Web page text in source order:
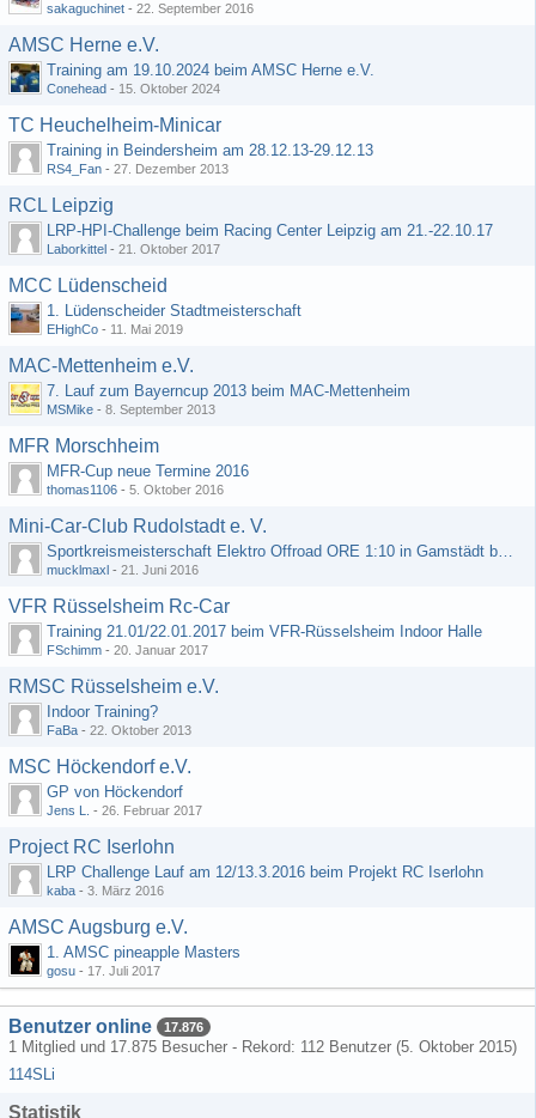
sakaguchinet - 22. September 2016
AMSC Herne e.V.
Training am 19.10.2024 beim AMSC Herne e.V.
Conehead - 15. Oktober 2024
TC Heuchelheim-Minicar
Training in Beindersheim am 28.12.13-29.12.13
RS4_Fan - 27. Dezember 2013
RCL Leipzig
LRP-HPI-Challenge beim Racing Center Leipzig am 21.-22.10.17
Laborkittel - 21. Oktober 2017
MCC Lüdenscheid
1. Lüdenscheider Stadtmeisterschaft
EHighCo - 11. Mai 2019
MAC-Mettenheim e.V.
7. Lauf zum Bayerncup 2013 beim MAC-Mettenheim
MSMike - 8. September 2013
MFR Morschheim
MFR-Cup neue Termine 2016
thomas1106 - 5. Oktober 2016
Mini-Car-Club Rudolstadt e. V.
Sportkreismeisterschaft Elektro Offroad ORE 1:10 in Gamstädt bei Erfurt, Outdoor mit Indoor Ausweichmöglichkeit!!!
mucklmaxl - 21. Juni 2016
VFR Rüsselsheim Rc-Car
Training 21.01/22.01.2017 beim VFR-Rüsselsheim Indoor Halle
FSchimm - 20. Januar 2017
RMSC Rüsselsheim e.V.
Indoor Training?
FaBa - 22. Oktober 2013
MSC Höckendorf e.V.
GP von Höckendorf
Jens L. - 26. Februar 2017
Project RC Iserlohn
LRP Challenge Lauf am 12/13.3.2016 beim Projekt RC Iserlohn
kaba - 3. März 2016
AMSC Augsburg e.V.
1. AMSC pineapple Masters
gosu - 17. Juli 2017
Benutzer online 17.876
1 Mitglied und 17.875 Besucher - Rekord: 112 Benutzer (5. Oktober 2015)
114SLi
Statistik